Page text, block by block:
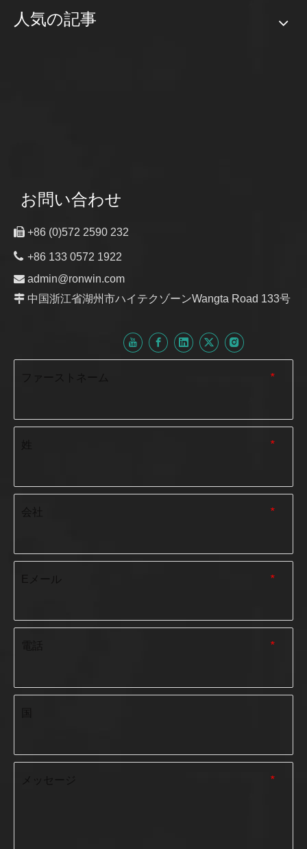
人気の記事
お問い合わせ
 +86 (0)572 2590 232
 +86 133 0572 1922
 admin@ronwin.com
 中国浙江省湖州市ハイテクゾーンWangta Road 133号
*
*
*
会社
*
Eメール
*
*